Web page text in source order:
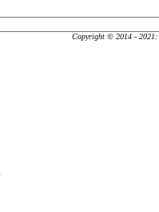
Copyright © 2014 - 2021: